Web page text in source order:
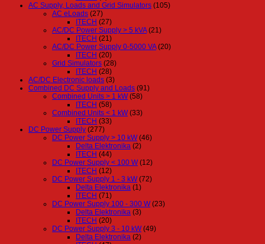
AC Supply, Loads and Grid Simulators (105)
AC eLoads (27)
ITECH (27)
AC/DC Power Supply > 5 kVA (21)
ITECH (21)
AC/DC Power Supply 0-5000 VA (20)
ITECH (20)
Grid Simulators (28)
ITECH (28)
AC/DC Electronic loads (3)
Combined DC Supply and Loads (91)
Combined Units > 1 kW (58)
ITECH (58)
Combined Units < 1 kW (33)
ITECH (33)
DC Power Supply (277)
DC Power Supply > 10 kW (46)
Delta Elektronika (2)
ITECH (44)
DC Power Supply < 100 W (12)
ITECH (12)
DC Power Supply 1 - 3 kW (72)
Delta Elektronika (1)
ITECH (71)
DC Power Supply 100 - 300 W (23)
Delta Elektronika (3)
ITECH (20)
DC Power Supply 3 - 10 kW (49)
Delta Elektronika (2)